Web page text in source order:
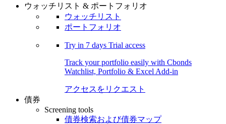
ウォッチリスト & ポートフォリオ
ウォッチリスト
ポートフォリオ
Try in 7 days Trial access
Track your portfolio easily with Cbonds
Watchlist, Portfolio & Excel Add-in
アクセスをリクエスト
債券
Screening tools
債券検索および債券マップ